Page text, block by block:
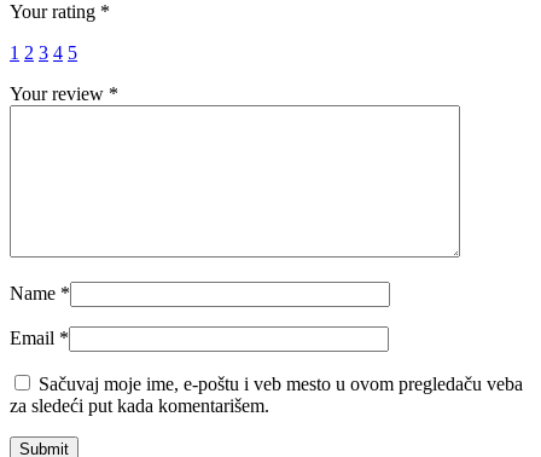
Your rating *
1 2 3 4 5
Your review *
Name *
Email *
Sačuvaj moje ime, e-poštu i veb mesto u ovom pregledaču veba
za sledeći put kada komentarišem.